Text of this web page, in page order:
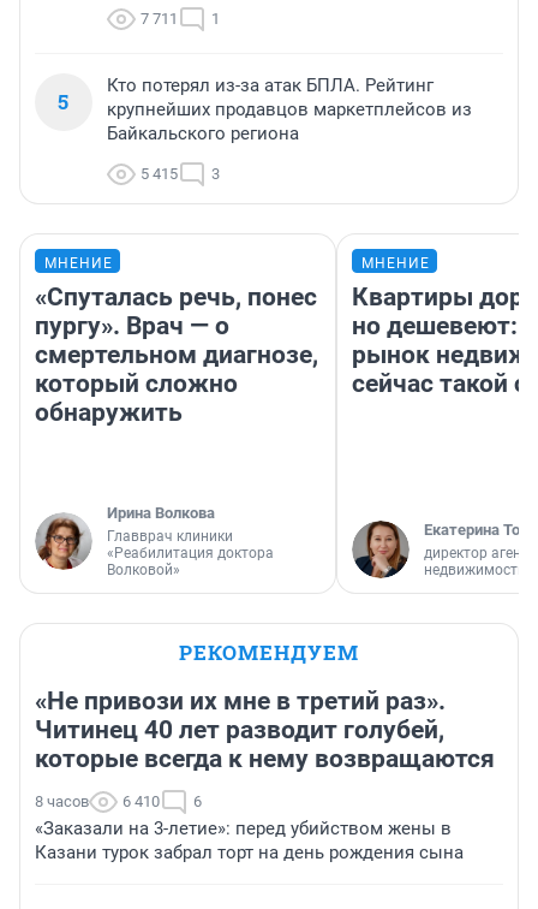
7 711 1
5
Кто потерял из-за атак БПЛА. Рейтинг
крупнейших продавцов маркетплейсов из
Байкальского региона
5 415 3
МНЕНИЕ
«Спуталась речь, понес
пургу». Врач — о
смертельном диагнозе,
который сложно
обнаружить
Ирина Волкова
Главврач клиники
«Реабилитация доктора
Волковой»
МНЕНИЕ
Квартиры
но дешевеют:
рынок
сейчас такой
Екатерина
директор
недвижимости
РЕКОМЕНДУЕМ
«Не привози их мне в третий раз».
Читинец 40 лет разводит голубей,
которые всегда к нему возвращаются
8 часов 6 410 6
«Заказали на 3-летие»: перед убийством жены в
Казани турок забрал торт на день рождения сына